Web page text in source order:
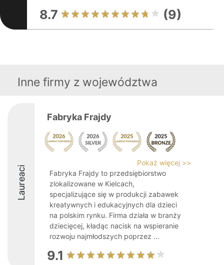
8.7 (9)
Inne firmy z województwa
Laureaci
Fabryka Frajdy
Pokaż więcej >>
Fabryka Frajdy to przedsiębiorstwo
zlokalizowane w Kielcach,
specjalizujące się w produkcji zabawek
kreatywnych i edukacyjnych dla dzieci
na polskim rynku. Firma działa w branży
dziecięcej, kładąc nacisk na wspieranie
rozwoju najmłodszych poprzez ...
9.1